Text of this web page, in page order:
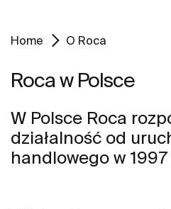
Home O Roca
Roca w Polsce
W Polsce Roca
działalność od
handlowego w